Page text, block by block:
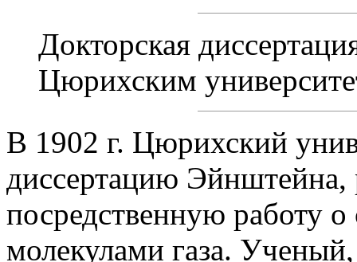
Докторская
Цюрихским
В 1902 г. Цюрихский
диссертацию Эйнштейна,
посредственную работу
молекулами газа. Ученый,